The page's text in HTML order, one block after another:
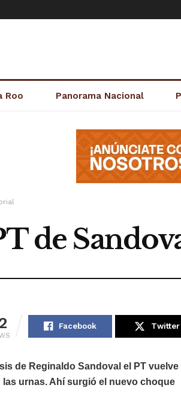
Roo Panorama Nacional
de
Facebook Twitter
de Reginaldo Sandoval el PT
las urnas. Ahí surgió el nuevo choque